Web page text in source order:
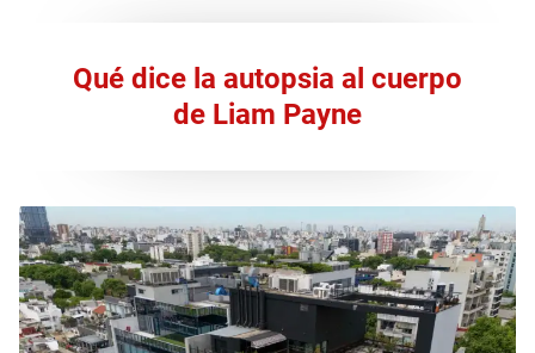
Qué dice la autopsia al cuerpo
de Liam Payne